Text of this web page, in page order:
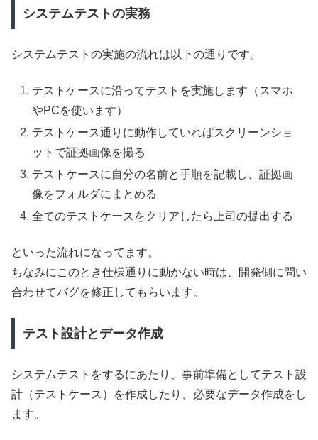
システムテストの実務
システムテストの実施の流れは以下の通りです。
テストケースに沿ってテストを実施します（スマホ
やPCを使います）
テストケース通りに動作していればスクリーンショ
ットで証拠画像を撮る
テストケースに自分の名前と手順を記載し、証拠画
像をフォルダにまとめる
全てのテストケースをクリアしたら上司の提出する
といった流れになってます。
ちなみにこのとき仕様通りに動かない時は、開発側に問い
合わせてバグを修正してもらいます。
テスト設計とデータ作成
システムテストをするにあたり、事前準備としてテスト設
計（テストケース）を作成したり、必要なデータ作成をし
ます。